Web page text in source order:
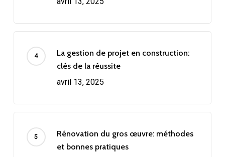
La gestion de projet en construction:
clés de la réussite
avril 13, 2025
Rénovation du gros œuvre: méthodes
et bonnes pratiques